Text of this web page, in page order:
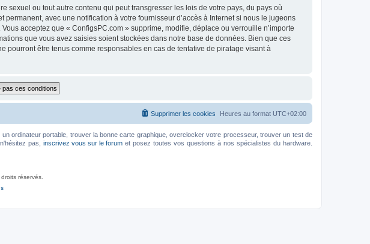
sexuel ou tout autre contenu qui peut transgresser les lois de votre pays, du pays où
avec une notification à votre fournisseur d’accès à Internet si nous le jugeons
acceptez que « ConfigsPC.com » supprime, modifie, déplace ou verrouille n’importe
que vous avez saisies soient stockées dans notre base de données. Bien que ces
pourront être tenus comme responsables en cas de tentative de piratage visant à
Heures au format UTC+02:00
Supprimer les cookies
ordinateur portable, trouver la bonne carte graphique, overclocker votre processeur, trouver un test de
pas, inscrivez vous sur le forum et posez toutes vos questions à nos spécialistes du hardware.
réservés.